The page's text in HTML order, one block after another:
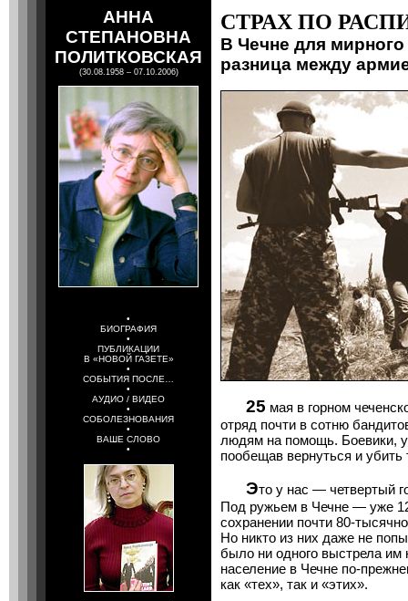
АННА
СТЕПАНОВНА
ПОЛИТКОВСКАЯ
(30.08.1958 – 07.10.2006)
•
БИОГРАФИЯ
•
ПУБЛИКАЦИИ
В «НОВОЙ ГАЗЕТЕ»
•
СОБЫТИЯ ПОСЛЕ…
•
АУДИО / ВИДЕО
•
СОБОЛЕЗНОВАНИЯ
•
ВАШЕ СЛОВО
•
СТРАХ ПО
В Чечне для
разница между
25 мая в горном
отряд почти в сотню
людям на помощь. Боевики,
пообещав вернуться и убить
Это у нас — четвертый
Под ружьем в Чечне — уже
сохранении почти 80-
Но никто из них даже не
было ни одного выстрела им
население в Чечне по-
как «тех», так и «этих».